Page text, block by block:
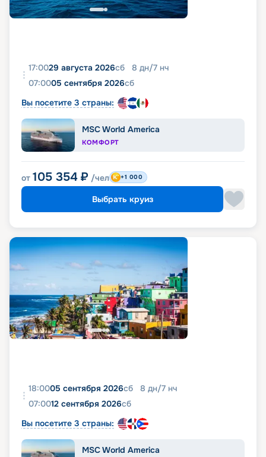
17:0029 августа 2026сб 8 дн/7 нч
07:0005 сентября 2026сб
Вы посетите 3 страны:
MSC World America
КОМФОРТ
от 105 354 ₽ /чел +1 000
Выбрать круиз
18:0005 сентября 2026сб 8 дн/7 нч
07:0012 сентября 2026сб
Вы посетите 3 страны:
MSC World America